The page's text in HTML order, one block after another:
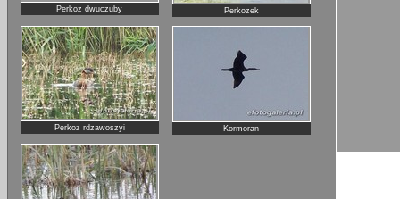
Perkoz dwuczuby Perkozek
Perkoz rdzawoszyi Kormoran